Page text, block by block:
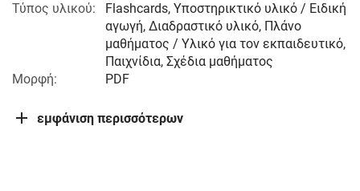
Τύπος υλικού:
Flashcards, Υποστηρικτικό υλικό / Ειδική
αγωγή, Διαδραστικό υλικό, Πλάνο
μαθήματος / Υλικό για τον εκπαιδευτικό,
Παιχνίδια, Σχέδια μαθήματος
Μορφή:
PDF
εμφάνιση περισσότερων